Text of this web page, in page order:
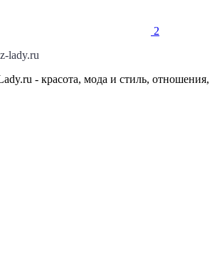
2
- красота, мода и стиль, отношения,